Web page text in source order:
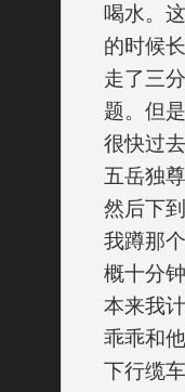
喝水。
的时候
走了三
题。但
很快过
五岳独
然后下
我蹲那
概十分
本来我
乖乖和
下行缆